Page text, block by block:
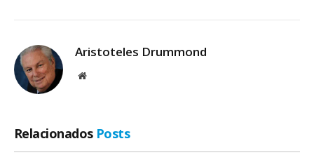
Aristoteles Drummond
Site
Relacionados Posts